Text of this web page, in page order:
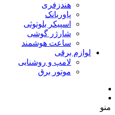
هندزفری
پاوربانک
اسپیکر بلوتوثی
شارژر گوشی
ساعت هوشمند
لوازم برقی
لامپ و روشنایی
موتور برق
منو